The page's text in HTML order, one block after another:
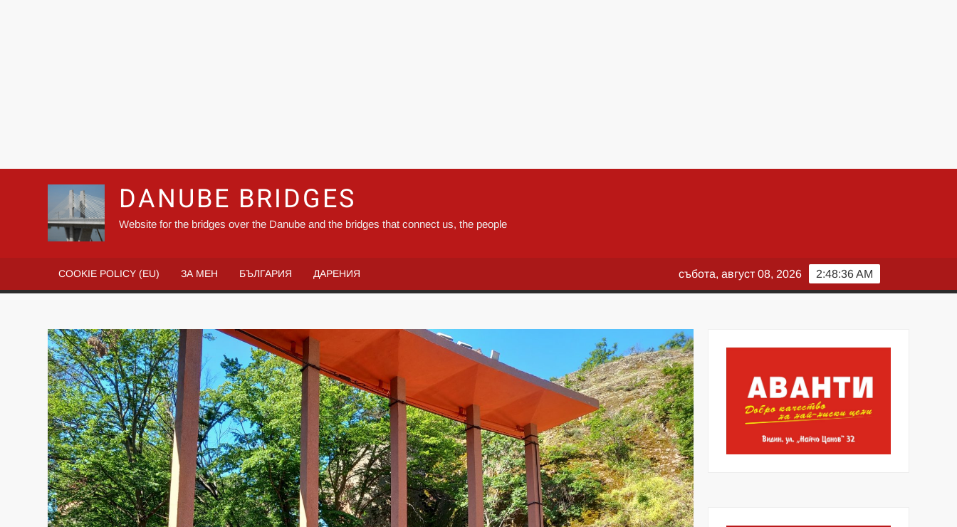
DANUBE BRIDGES
Website for the bridges over the Danube and the bridges that connect us, the people
COOKIE POLICY (EU) ЗА МЕН БЪЛГАРИЯ ДАРЕНИЯ 2:48:37 AM
събота, август 08, 2026